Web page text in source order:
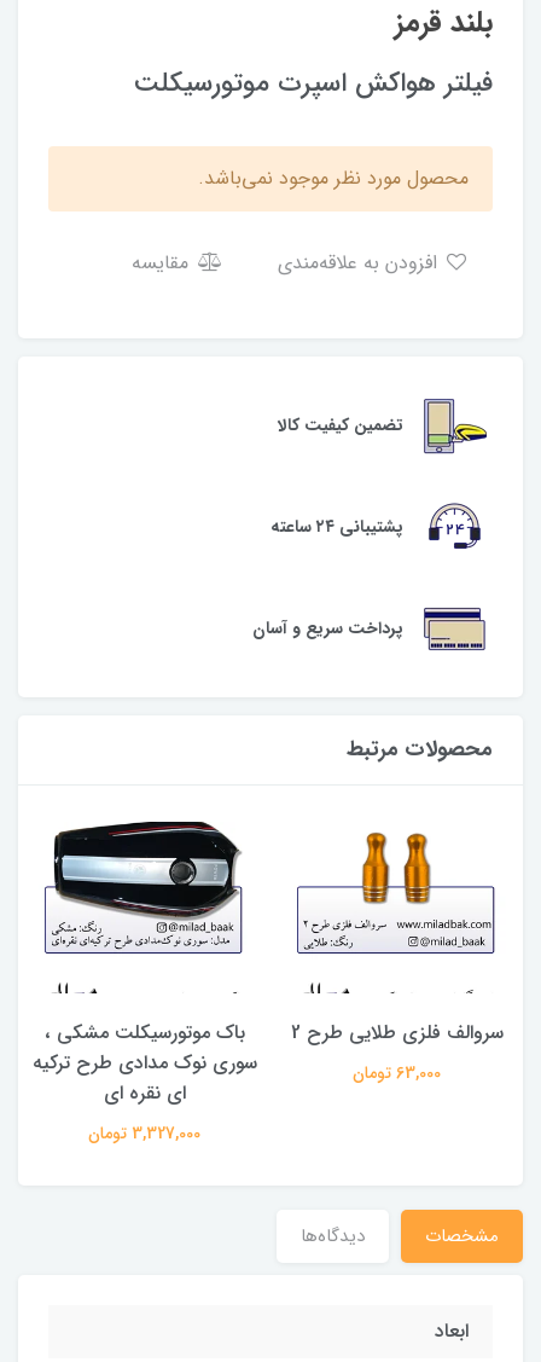
بلند قرمز
فیلتر هواکش اسپرت موتورسیکلت
محصول مورد نظر موجود نمی‌باشد.
مقایسه
تضمین کیفیت کالا
پشتیبانی ۲۴ ساعته
پرداخت سریع و آسان
محصولات مرتبط
سروالف فلزی طلایی طرح 2
63,000 تومان
باک موتورسیکلت مشکی ،
سوری نوک مدادی طرح ترکیه
ای نقره ای
3,327,000 تومان
مشخصات دیدگاه‌ها
ابعاد